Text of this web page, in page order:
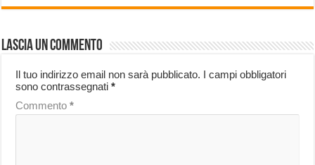
Lascia un commento
Il tuo indirizzo email non sarà pubblicato. I campi obbligatori
sono contrassegnati*
Commento*